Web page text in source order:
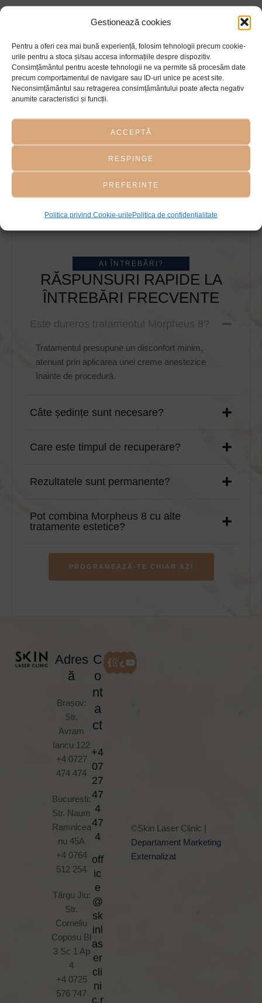
Gestionează cookies
Pentru a oferi cea mai bună experiență, folosim tehnologii precum cookie-
urile pentru a stoca și/sau accesa informațiile despre dispozitiv.
Consimțământul pentru aceste tehnologii ne va permite să procesăm date
precum comportamentul de navigare sau ID-uri unice pe acest site.
Neconsimțământul sau retragerea consimțământului poate afecta negativ
anumite caracteristici și funcții.
ACCEPTĂ
RESPINGE
PREFERINȚE
Politica privind Cookie-urilePolitica de confidențialitate
DESCOPERA BENEFICIILE
MORPHEUS 8 PENTRU PIELEA
TA
tratamentul avansat pentru fermitate și rejuvenare facială
FERMITATE ȘI LIFTING
PROGRAMEAZĂ-TE
AI ÎNTREBĂRI?
RĂSPUNSURI RAPIDE LA
ÎNTREBĂRI FRECVENTE
Este dureros tratamentul Morpheus 8?
Tratamentul presupune un disconfort minim,
atenuat prin aplicarea unei creme anestezice
înainte de procedură.
Câte ședințe sunt necesare?
Care este timpul de recuperare?
Rezultatele sunt permanente?
Pot combina Morpheus 8 cu alte
tratamente estetice?
PROGRAMEAZĂ-TE CHIAR AZI
Adres
ă
Brașov:
Str.
Avram
Iancu 122
+4 0727
474 474
București:
Str. Naum
Ramnicea
nu 45A
+4 0764
512 254
Târgu Jiu:
Str.
Corneliu
Coposu Bl
3 Sc 1 Ap
4
+4 0725
576 747
C
o
nt
a
ct
+4
07
27
47
4
47
4
off
ic
e
@
sk
inl
as
er
cli
ni
c.r
©Skin Laser Clinic |
Departament Marketing
Externalizat